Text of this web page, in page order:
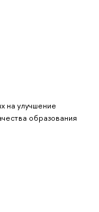
на улучшение
образования